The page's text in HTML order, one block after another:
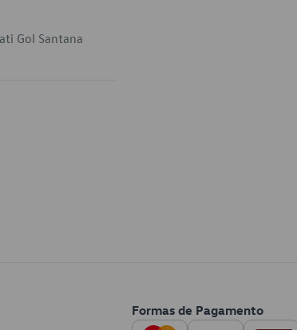
Gol Santana
Formas de Pagamento